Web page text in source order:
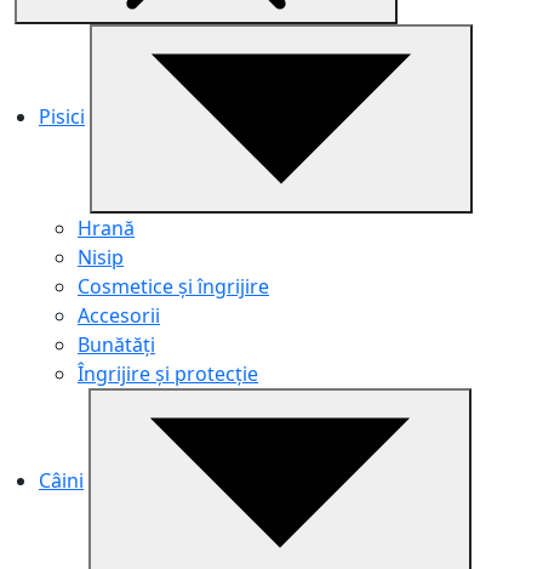
Pisici
Hrană
Nisip
Cosmetice și îngrijire
Accesorii
Bunătăți
Îngrijire și protecție
Câini